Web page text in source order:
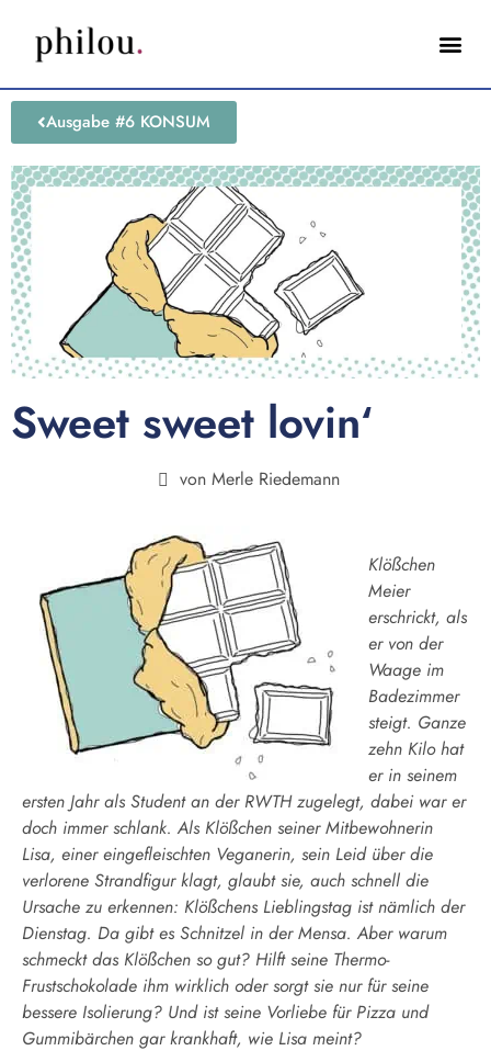
Ausgabe #6 KONSUM
Sweet sweet lovin‘
von Merle Riedemann
Klößchen
Meier
erschrickt, als
er von der
Waage im
Badezimmer
steigt. Ganze
zehn Kilo hat
er in seinem
ersten Jahr als Student an der RWTH zugelegt, dabei war er
doch immer schlank. Als Klößchen seiner Mitbewohnerin
Lisa, einer eingefleischten Veganerin, sein Leid über die
verlorene Strandfigur klagt, glaubt sie, auch schnell die
Ursache zu erkennen: Klößchens Lieblingstag ist nämlich der
Dienstag. Da gibt es Schnitzel in der Mensa. Aber warum
schmeckt das Klößchen so gut? Hilft seine Thermo-
Frustschokolade ihm wirklich oder sorgt sie nur für seine
bessere Isolierung? Und ist seine Vorliebe für Pizza und
Gummibärchen gar krankhaft, wie Lisa meint?